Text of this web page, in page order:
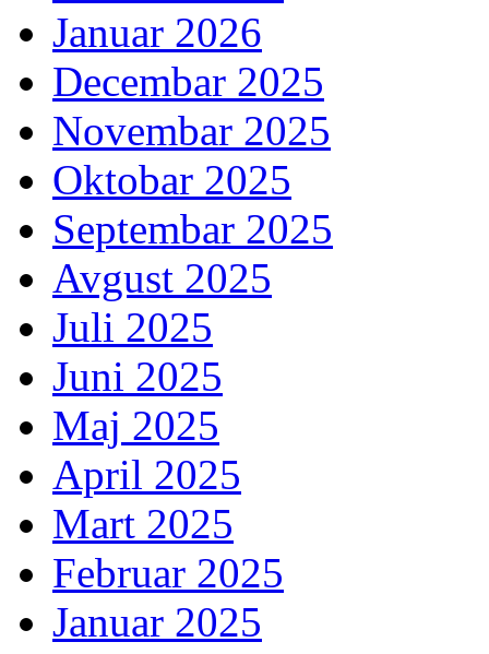
Januar 2026
Decembar 2025
Novembar 2025
Oktobar 2025
Septembar 2025
Avgust 2025
Juli 2025
Juni 2025
Maj 2025
April 2025
Mart 2025
Februar 2025
Januar 2025